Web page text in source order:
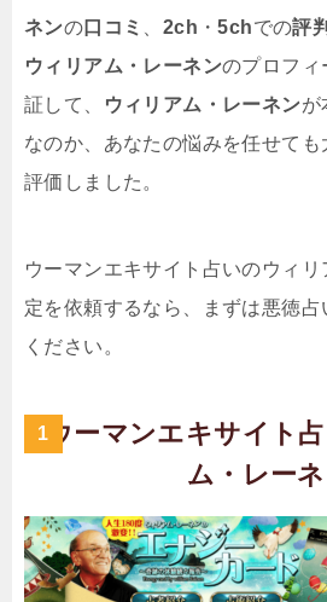
ネンの口コミ 2ch ・5chでの評判
ウィリアム・レーネンのプロフィ
証して、
ウィリアム・レーネンが
なのか、あなたの悩みを任せて
評価しました。
ウーマンエキサイト占いのウィ
定を依頼するなら、まずは悪徳
ください。
ウーマンエキサイト
ム・レー